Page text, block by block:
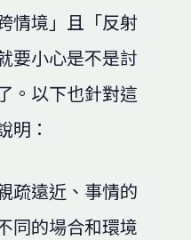
情境」且「反射
要小心是不是討
。以下也針對這
明：
疏遠近、事情的
同的場合和環境